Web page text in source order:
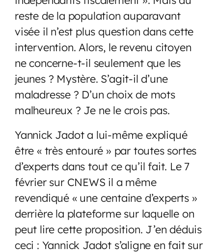
reste de la population auparavant
visée il n’est plus question dans cette
intervention. Alors, le revenu citoyen
ne concerne-t-il seulement que les
jeunes ? Mystère. S’agit-il d’une
maladresse ? D’un choix de mots
malheureux ? Je ne le crois pas.
Yannick Jadot a lui-même expliqué
être « très entouré » par toutes sortes
d’experts dans tout ce qu’il fait. Le 7
février sur CNEWS il a même
revendiqué « une centaine d’experts »
derrière la plateforme sur laquelle on
peut lire cette proposition. J’en déduis
ceci : Yannick Jadot s’aligne en fait sur